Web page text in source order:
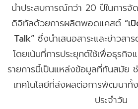
นำประสบการณ์กว่า 20 ปีในการจั
ดิจิทัลด้วยการผลิตพอดแคสต์ “เ
Talk” ซึ่งนำเสนอสาระและข่าวสา
โดยเน้นที่การประยุกต์ใช้เพื่อธุรกิ
รายการนี้เป็นแหล่งข้อมูลที่ทันสมัย
เทคโนโลยีที่ส่งผลต่อการพัฒนาทั้ง
ประจำวัน